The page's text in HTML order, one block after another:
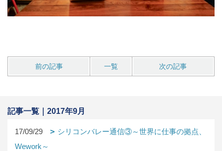
前の記事 一覧 次の記事
記事一覧｜2017年9月
17/09/29
シリコンバレー通信③～世界に仕事の拠点、
Wework～